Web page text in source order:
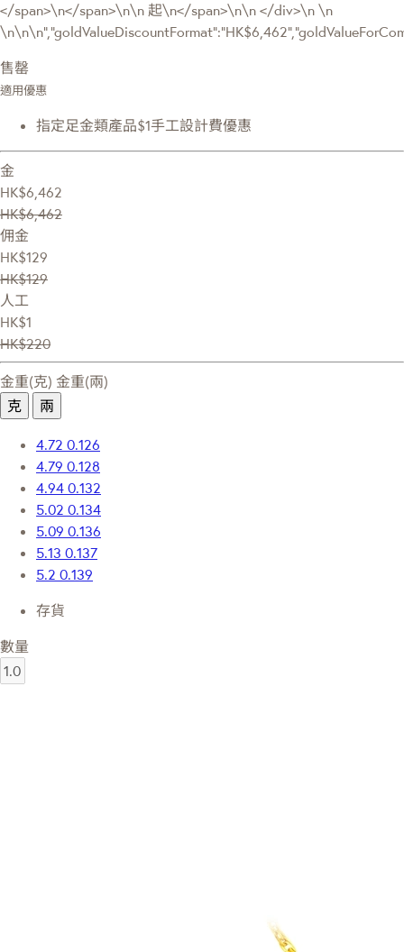
</span>\n</span>\n\n 起\n</span>\n\n </div>\n \n
售罄
適用優惠
指定足金類產品$1手工設計費優惠
金
HK$6,462
HK$6,462
佣金
HK$129
HK$129
人工
HK$1
HK$220
金重(克) 金重(兩)
克
兩
4.72 0.126
4.79 0.128
4.94 0.132
5.02 0.134
5.09 0.136
5.13 0.137
5.2 0.139
存貨
數量